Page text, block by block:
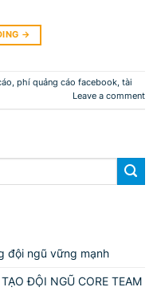
→
, phí quảng cáo facebook, tài
Leave a comment
đội ngũ vững mạnh
ĐỘI NGŨ CORE TEAM